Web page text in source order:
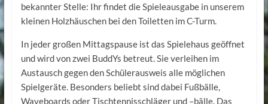
bekannter Stelle: Ihr findet die Spieleausgabe in unserem
kleinen Holzhäuschen bei den Toiletten im C-Turm.
In jeder großen Mittagspause ist das Spielehaus geöffnet
und wird von zwei BuddYs betreut. Sie verleihen im
Austausch gegen den Schülerausweis alle möglichen
Spielgeräte. Besonders beliebt sind dabei Fußbälle,
Waveboards oder Tischtennisschläger und –bälle. Das